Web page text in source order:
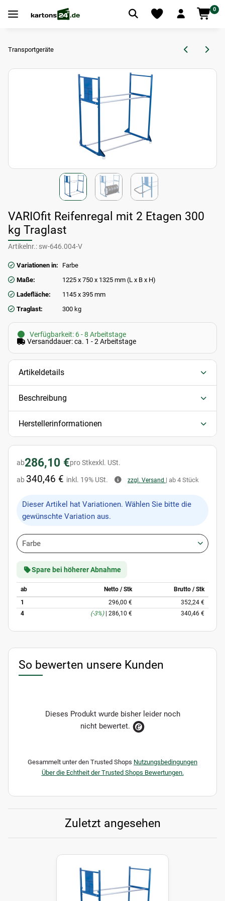
0
Transportgeräte
VARIOfit Reifenregal mit 2 Etagen 300
kg Traglast
Artikelnr.: sw-646.004-V
Variationen in:
Farbe
Maße:
1225 x 750 x 1325 mm (L x B x H)
Ladefläche:
1145 x 395 mm
Traglast:
300 kg
Verfügbarkeit: 6 - 8 Arbeitstage
Versanddauer: ca. 1 - 2 Arbeitstage
Artikeldetails
Beschreibung
Herstellerinformationen
ab286,10 €pro Stkexkl. USt.
ab 340,46 € inkl. 19% USt. zzgl. Versand | ab 4 Stück
xDieser Artikel hat Variationen. Wählen Sie bitte die
gewünschte Variation aus.
Farbe
Spare bei höherer Abnahme
ab Netto / Stk
Brutto / Stk
1
296,00 €
352,24 €
4
(-3%) 286,10 € 340,46 €
So bewerten unsere Kunden
Dieses Produkt wurde bisher leider noch
nicht bewertet.
Gesammelt unter den Trusted Shops Nutzungsbedingungen
Über die Echtheit der Trusted Shops Bewertungen.
Zuletzt angesehen